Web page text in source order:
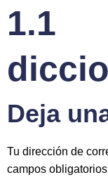
1.1
Deja
Tu dirección de
campos